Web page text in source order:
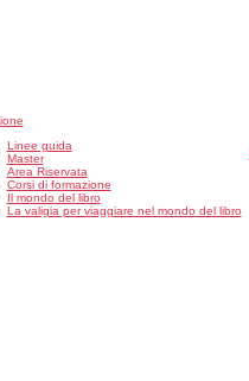
Linee guida
Master
Area Riservata
Corsi di formazione
Il mondo del libro
La valigia per viaggiare nel mondo del libro